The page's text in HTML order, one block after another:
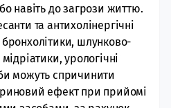
навіть до загрози життю.
та антихолінергічні
шлунково-
урологічні
можуть спричинити
ефект при прийомі